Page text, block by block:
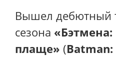
Вышел дебютный
сезона «Бэтмена:
плаще» (Batman: